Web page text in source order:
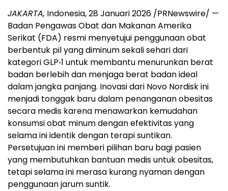
JAKARTA, Indonesia, 28 Januari 2026 /PRNewswire/ —
Badan Pengawas Obat dan Makanan Amerika
Serikat (FDA) resmi menyetujui penggunaan obat
berbentuk pil yang diminum sekali sehari dari
kategori GLP‑1 untuk membantu menurunkan berat
badan berlebih dan menjaga berat badan ideal
dalam jangka panjang. Inovasi dari Novo Nordisk ini
menjadi tonggak baru dalam penanganan obesitas
secara medis karena menawarkan kemudahan
konsumsi obat minum dengan efektivitas yang
selama ini identik dengan terapi suntikan.
Persetujuan ini memberi pilihan baru bagi pasien
yang membutuhkan bantuan medis untuk obesitas,
tetapi selama ini merasa kurang nyaman dengan
penggunaan jarum suntik.